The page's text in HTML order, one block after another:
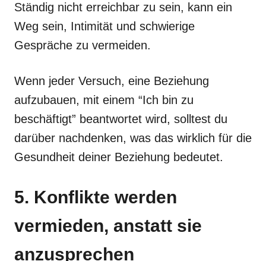
Ständig nicht erreichbar zu sein, kann ein
Weg sein, Intimität und schwierige
Gespräche zu vermeiden.
Wenn jeder Versuch, eine Beziehung
aufzubauen, mit einem “Ich bin zu
beschäftigt” beantwortet wird, solltest du
darüber nachdenken, was das wirklich für die
Gesundheit deiner Beziehung bedeutet.
5. Konflikte werden
vermieden, anstatt sie
anzusprechen